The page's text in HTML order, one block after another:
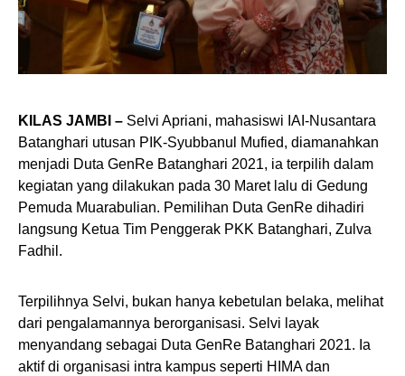
KILAS JAMBI – Selvi Apriani, mahasiswi IAI-Nusantara
Batanghari utusan PIK-Syubbanul Mufied, diamanahkan
menjadi Duta GenRe Batanghari 2021, ia terpilih dalam
kegiatan yang dilakukan pada 30 Maret lalu di Gedung
Pemuda Muarabulian. Pemilihan Duta GenRe dihadiri
langsung Ketua Tim Penggerak PKK Batanghari, Zulva
Fadhil.
Terpilihnya Selvi, bukan hanya kebetulan belaka, melihat
dari pengalamannya berorganisasi. Selvi layak
menyandang sebagai Duta GenRe Batanghari 2021. Ia
aktif di organisasi intra kampus seperti HIMA dan